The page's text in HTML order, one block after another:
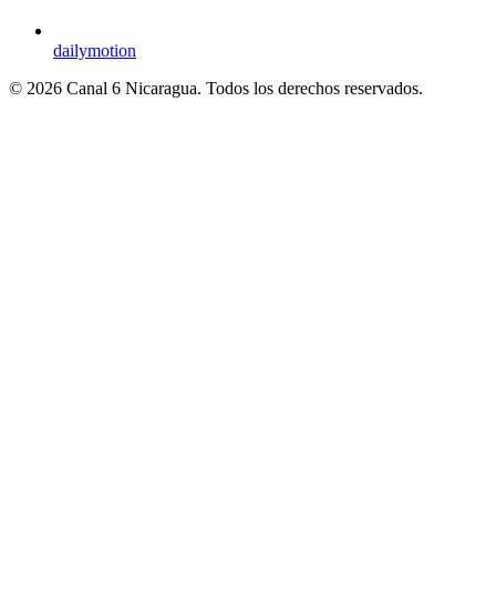
dailymotion
© 2026 Canal 6 Nicaragua. Todos los derechos reservados.